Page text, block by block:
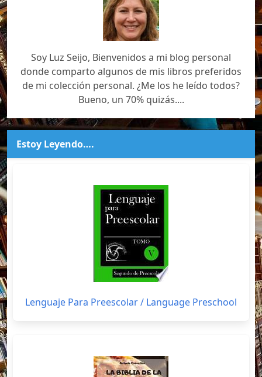
Soy Luz Seijo, Bienvenidos a mi blog personal
donde comparto algunos de mis libros preferidos
de mi colección personal. ¿Me los he leído todos?
Bueno, un 70% quizás....
Estoy Leyendo….
Lenguaje Para Preescolar / Language Preschool